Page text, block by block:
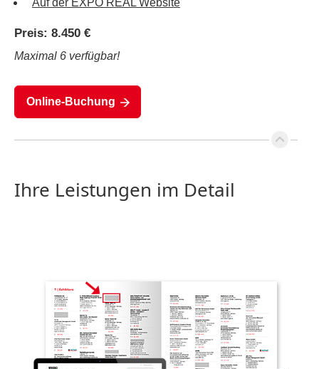
Auf der EXPO REAL Website
Preis: 8.450 €
Maximal 6 verfügbar!
Online-Buchung
Ihre Leistungen im Detail